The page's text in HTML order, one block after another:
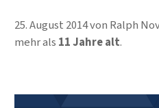
25. August 2014von Ralph
mehr als 11 Jahre alt.